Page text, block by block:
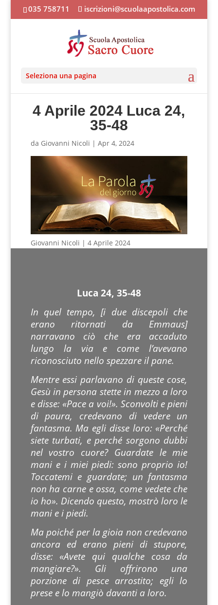
035 758711 iscrizioni@scuolaapostolica.com
Seleziona una pagina
4 Aprile 2024 Luca 24,
35-48
da Giovanni Nicoli | Apr 4, 2024
Giovanni Nicoli | 4 Aprile 2024
Luca 24, 35-48
In quel tempo, [i due discepoli che
erano ritornati da Emmaus]
narravano ciò che era accaduto
lungo la via e come l’avevano
riconosciuto nello spezzare il pane.
Mentre essi parlavano di queste cose,
Gesù in persona stette in mezzo a loro
e disse: «Pace a voi!». Sconvolti e pieni
di paura, credevano di vedere un
fantasma. Ma egli disse loro: «Perché
siete turbati, e perché sorgono dubbi
nel vostro cuore? Guardate le mie
mani e i miei piedi: sono proprio io!
Toccatemi e guardate; un fantasma
non ha carne e ossa, come vedete che
io ho». Dicendo questo, mostrò loro le
mani e i piedi.
Ma poiché per la gioia non credevano
ancora ed erano pieni di stupore,
disse: «Avete qui qualche cosa da
mangiare?». Gli offrirono una
porzione di pesce arrostito; egli lo
prese e lo mangiò davanti a loro.